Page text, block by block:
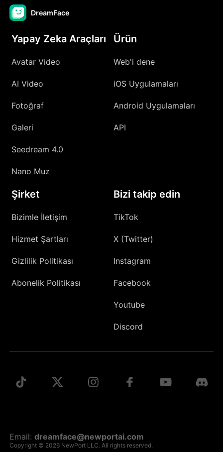
DreamFace
Yapay Zeka Araçları
Avatar Video
AI Video
Fotoğraf
Galeri
Seedream 4.0
Nano Muz
Ürün
Web'i dene
iOS Uygulamaları
Android Uygulamaları
API
Şirket
Bizimle İletişim
Hizmet Şartları
Gizlilik Politikası
Abonelik Politikası
Bizi takip edin
TikTok
X (Twitter)
Instagram
Facebook
Youtube
Discord
Email:dreamface@newportai.com